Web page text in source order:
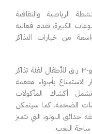
الرياضية والثقافية
الكبيرة، تقدم فعالية
من خيارات التذاكر
الاستمتاع بأجواء مفعمة
أكشاك المأكولات
الضخمة. كما سيتمكن
البولو، التي تتميز
اللعب.